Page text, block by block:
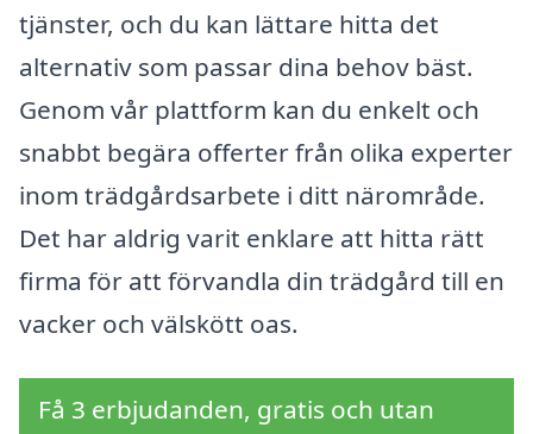
tjänster, och du kan lättare hitta det
alternativ som passar dina behov bäst.
Genom vår plattform kan du enkelt och
snabbt begära offerter från olika experter
inom trädgårdsarbete i ditt närområde.
Det har aldrig varit enklare att hitta rätt
firma för att förvandla din trädgård till en
vacker och välskött oas.
Få 3 erbjudanden, gratis och utan